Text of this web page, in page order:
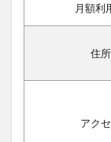
月額利
住所
アク